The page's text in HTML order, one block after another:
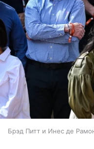
Брэд Питт и Инес де